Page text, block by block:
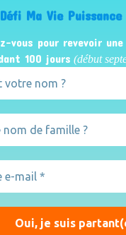
Défi Ma Vie
vous pour revevoir
100 jours (début